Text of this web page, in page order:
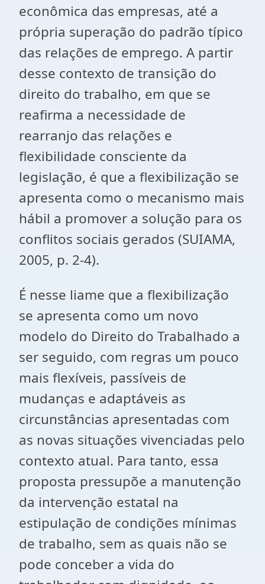
econômica das empresas, até a
própria superação do padrão típico
das relações de emprego. A partir
desse contexto de transição do
direito do trabalho, em que se
reafirma a necessidade de
rearranjo das relações e
flexibilidade consciente da
legislação, é que a flexibilização se
apresenta como o mecanismo mais
hábil a promover a solução para os
conflitos sociais gerados (SUIAMA,
2005, p. 2-4).
É nesse liame que a flexibilização
se apresenta como um novo
modelo do Direito do Trabalhado a
ser seguido, com regras um pouco
mais flexíveis, passíveis de
mudanças e adaptáveis as
circunstâncias apresentadas com
as novas situações vivenciadas pelo
contexto atual. Para tanto, essa
proposta pressupõe a manutenção
da intervenção estatal na
estipulação de condições mínimas
de trabalho, sem as quais não se
pode conceber a vida do